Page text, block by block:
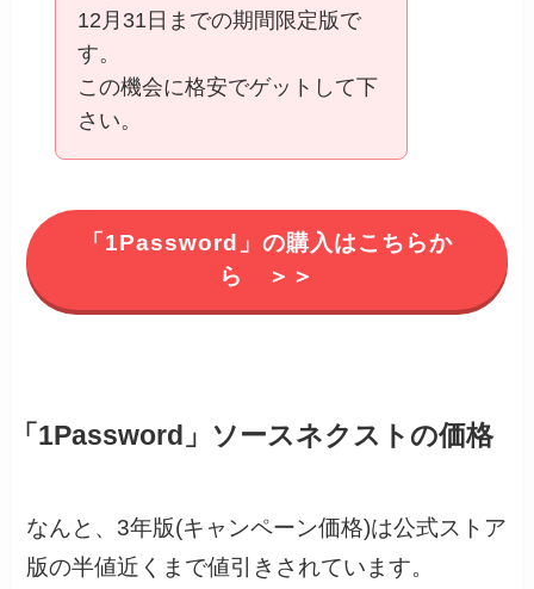
12月31日までの期間限定版で
す。
この機会に格安でゲットして下
さい。
「1Password」の購入はこちらか
ら ＞＞
「1Password」ソースネクストの価格
なんと、3年版(キャンペーン価格)は公式ストア
版の半値近くまで値引きされています。